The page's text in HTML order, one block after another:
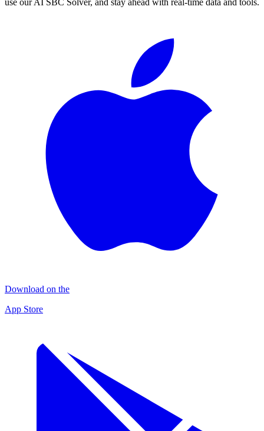
use our AI SBC Solver, and stay ahead with real-time data and tools.
Download on the
App Store